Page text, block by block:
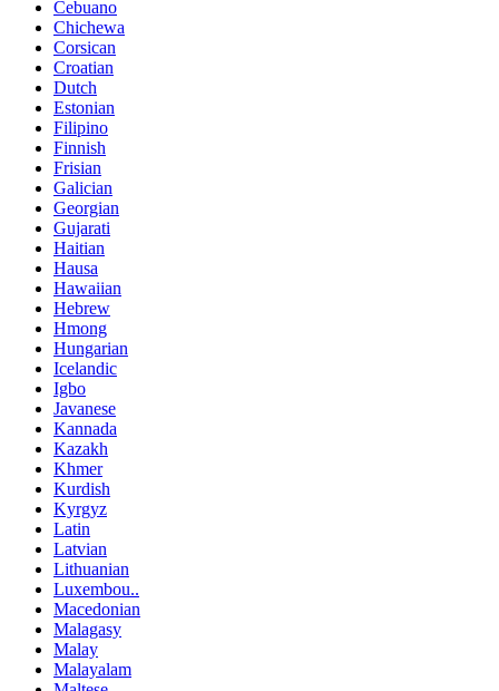
Cebuano
Chichewa
Corsican
Croatian
Dutch
Estonian
Filipino
Finnish
Frisian
Galician
Georgian
Gujarati
Haitian
Hausa
Hawaiian
Hebrew
Hmong
Hungarian
Icelandic
Igbo
Javanese
Kannada
Kazakh
Khmer
Kurdish
Kyrgyz
Latin
Latvian
Lithuanian
Luxembou..
Macedonian
Malagasy
Malay
Malayalam